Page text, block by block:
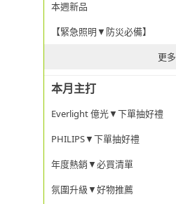
本週新品
【緊急照明▼防災必備】
更多
本月主打
Everlight 億光▼下單抽好禮
PHILIPS▼下單抽好禮
年度熱銷▼必買清單
氛圍升級▼好物推薦